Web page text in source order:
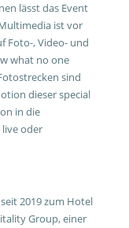
lässt das Event
ist vor
Foto-, Video- und
what no one
sind
dieser special
in die
oder
2019 zum Hotel
Group, einer